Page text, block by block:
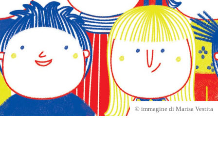
© immagine di Marisa Vestita